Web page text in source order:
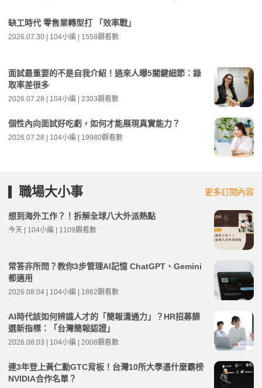
缺工時代 零售業轉型打 「效率戰」
2026.07.30 | 104小編 | 1558觀看數
面試最重要的不是自我介紹！過來人曝5關鍵細節：錄
取率差很多
2026.07.28 | 104小編 | 2303觀看數
個性內向面試好吃虧，如何才能展現真實能力？
2026.07.28 | 104小編 | 19980觀看數
職場大小事 更多訂閱內容
想到海外工作？！拆解全球八大外派熱點
今天 | 104小編 | 1109觀看數
常答非所問？教你3步管理AI記憶 ChatGPT、Gemini
都適用
2026.08.04 | 104小編 | 1862觀看數
AI時代該如何辨識人才的「簡報溝通力」？HR招募篩
選新指標：「台灣簡報認證」
2026.08.03 | 104小編 | 2008觀看數
連3年登上黃仁勳GTC背板！台灣10所大學憑什麼霸榜
NVIDIA合作名單？